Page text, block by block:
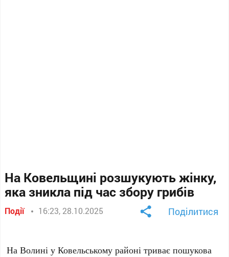
На Ковельщині розшукують жінку,
яка зникла під час збору грибів
Події 16:23, 28.10.2025 Поділитися
На Волині у Ковельському районі триває пошукова